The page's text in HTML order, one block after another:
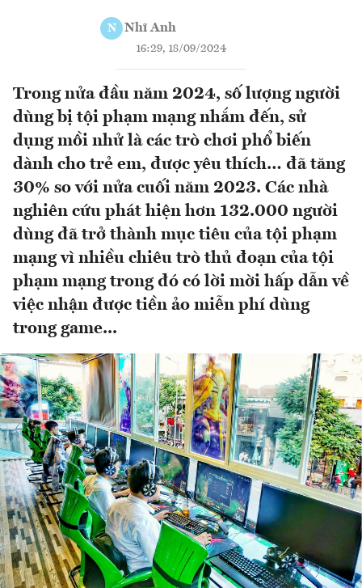
N Nhĩ Anh
16:29, 18/09/2024
Trong nửa đầu năm 2024, số lượng người
dùng bị tội phạm mạng nhắm đến, sử
dụng mồi nhử là các trò chơi phổ biến
dành cho trẻ em, được yêu thích… đã tăng
30% so với nửa cuối năm 2023. Các nhà
nghiên cứu phát hiện hơn 132.000 người
dùng đã trở thành mục tiêu của tội phạm
mạng vì nhiều chiêu trò thủ đoạn của tội
phạm mạng trong đó có lời mời hấp dẫn về
việc nhận được tiền ảo miễn phí dùng
trong game...